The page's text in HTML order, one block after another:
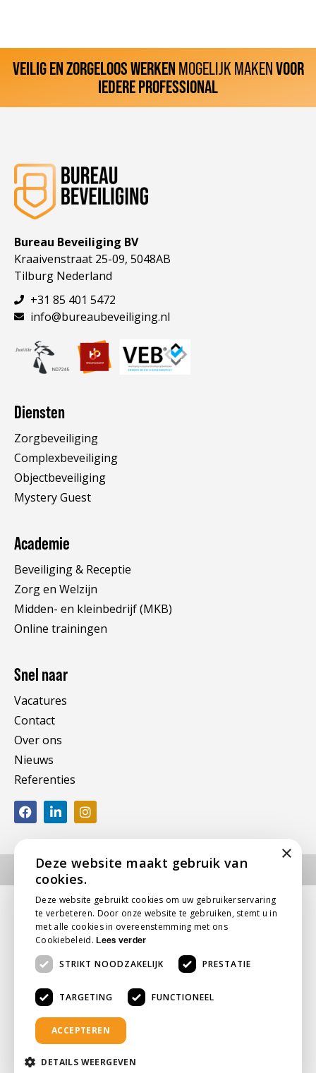
VEILIG EN ZORGELOOS WERKEN MOGELIJK MAKENVOOR
IEDERE PROFESSIONAL
Bureau Beveiliging BV
Kraaivenstraat 25-09, 5048AB
Tilburg Nederland
+31 85 401 5472
info@bureaubeveiliging.nl
Diensten
Zorgbeveiliging
Complexbeveiliging
Objectbeveiliging
Mystery Guest
Academie
Beveiliging & Receptie
Zorg en Welzijn
Midden- en kleinbedrijf (MKB)
Online trainingen
Snel naar
Vacatures
Contact
Over ons
Nieuws
Referenties
Algemene voorwaardenPrivacy beleidDisclaimer
×
Deze website maakt gebruik van
cookies.
Deze website gebruikt cookies om uw gebruikerservaring
te verbeteren. Door onze website te gebruiken, stemt u in
met alle cookies in overeenstemming met ons
Cookiebeleid.Lees verder
STRIKT NOODZAKELIJK PRESTATIE
TARGETING FUNCTIONEEL
ACCEPTEREN
DETAILS WEERGEVEN